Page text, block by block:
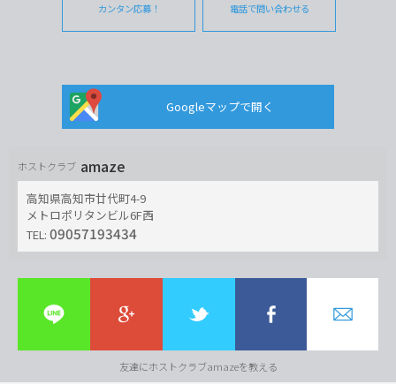
カンタン応募！ 電話で問い合わせる
Googleマップで開く
ホストクラブ amaze
高知県高知市廿代町4-9
メトロポリタンビル6F西
TEL: 09057193434
友達にホストクラブamazeを教える